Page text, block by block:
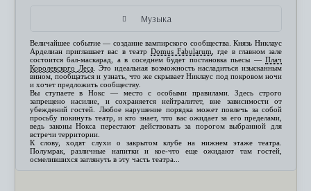
Музыка
Величайшее событие — создание вампирского сообщества. Князь Никлаус
Арделиан приглашает вас в театр Domus Fabularum
, где в главном зале
состоится бал-маскарад, а в соседнем будет постановка пьесы — Плач
Королевского Леса . Это идеальная возможность насладиться изысканным
вином, пообщаться и узнать, что же скрывает Никлаус под покровом ночи
и хочет предложить сообществу.
Вы ступаете в Нокс — место с особыми правилами. Здесь строго
запрещено насилие, и сохраняется нейтралитет, вне зависимости от
убеждений гостей. Любое нарушение порядка может повлечь за собой
просьбу покинуть театр, и кто знает, что вас ожидает за его пределами,
ведь законы Нокса перестают действовать за порогом выбранной для
встречи территории.
К слову, ходят слухи о закрытом клубе на нижнем этаже театра.
Полумрак, различные напитки и кое-что еще ожидают там гостей,
осмелившихся заглянуть в эту часть театра...